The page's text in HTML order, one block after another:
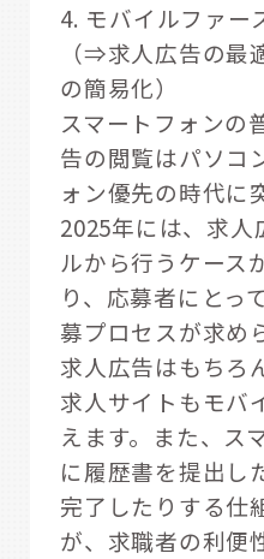
4. モバイルファー
（⇒求人広告の最
の簡易化）
スマートフォンの
告の閲覧はパソコ
ォン優先の時代に
2025年には、求人
ルから行うケース
り、応募者にとっ
募プロセスが求め
求人広告はもちろ
求人サイトもモバ
えます。また、ス
に履歴書を提出し
完了したりする仕
が、求職者の利便